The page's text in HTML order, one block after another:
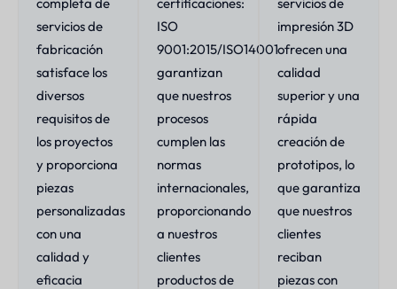
servicios de
fabricación
satisface los
diversos
requisitos de
los proyectos
y proporciona
piezas
personalizadas
con una
calidad y
eficacia
ISO
9001:2015/ISO14001
garantizan
que nuestros
procesos
cumplen las
normas
internacionales,
proporcionando
a nuestros
clientes
productos de
impresión 3D
ofrecen una
calidad
superior y una
rápida
creación de
prototipos, lo
que garantiza
que nuestros
clientes
reciban
piezas con